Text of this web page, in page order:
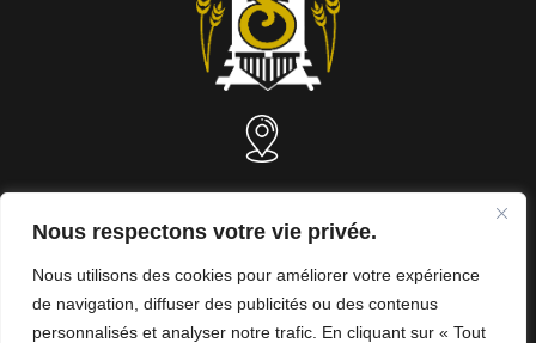
Nous respectons votre vie privée.
Nous utilisons des cookies pour améliorer votre expérience
de navigation, diffuser des publicités ou des contenus
personnalisés et analyser notre trafic. En cliquant sur « Tout
5, rue Notre-Dame
Hébertville-Station
T. 418 343-3961